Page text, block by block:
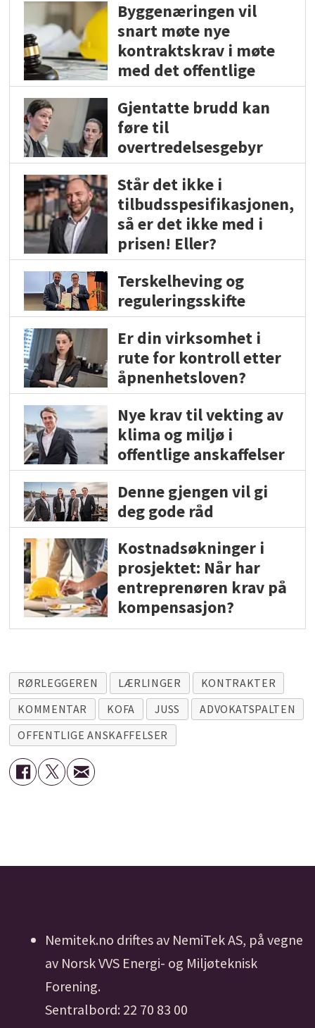
Byggenæringen vil
snart møte nye
kontraktskrav i møte
med det offentlige
Gjentatte brudd kan
føre til
overtredelsesgebyr
Står det ikke i
tilbudsspesifikasjonen,
så er det ikke med i
prisen! Eller?
Terskelheving og
reguleringsskifte
Er din virksomhet i
rute for kontroll etter
åpnenhetsloven?
Nye krav til vekting av
klima og miljø i
offentlige anskaffelser
Denne gjengen vil gi
deg gode råd
Kostnadsøkninger i
prosjektet: Når har
entreprenøren krav på
kompensasjon?
RØRLEGGEREN LÆRLINGER
KONTRAKTER
KOMMENTAR
KOFA JUSS
ADVOKATSPALTEN
OFFENTLIGE ANSKAFFELSER
Nemitek.no driftes av NemiTek AS, på vegne
av Norsk VVS Energi- og Miljøteknisk
Forening.
Sentralbord: 22 70 83 00